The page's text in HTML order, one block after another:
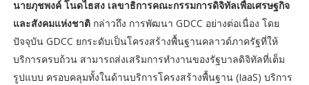
นายภุชพงค์ โนดไธสง เลขาธิการคณะกรรมการดิจิทัลเพื่อเศรษฐกิจ
และสังคมแห่งชาติ กล่าวถึง การพัฒนา GDCC อย่างต่อเนื่อง โดย
ปัจจุบัน GDCC ยกระดับเป็นโครงสร้างพื้นฐานคลาวด์ภาครัฐที่ให้
บริการครบถ้วน สามารถส่งเสริมการทำงานของรัฐบาลดิจิทัลที่เต็ม
รูปแบบ ครอบคลุมทั้งในด้านบริการโครงสร้างพื้นฐาน (IaaS) บริการ